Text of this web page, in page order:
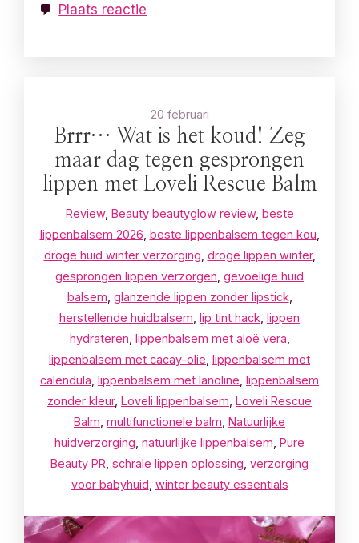
Plaats reactie
20 februari
Brrr… Wat is het koud! Zeg
maar dag tegen gesprongen
lippen met Loveli Rescue Balm
Review, Beauty beautyglow review, beste
lippenbalsem 2026 beste lippenbalsem tegen kou
droge huid winter verzorging droge lippen winter,
gesprongen lippen verzorgen gevoelige huid
balsem glanzende lippen zonder lipstick
herstellende huidbalsem lip tint hack lippen
hydrateren lippenbalsem met aloë vera
lippenbalsem met cacay-olie lippenbalsem met
calendula lippenbalsem met lanoline lippenbalsem
zonder kleur, Loveli lippenbalsem Loveli Rescue
Balm multifunctionele balm Natuurlijke
huidverzorging natuurlijke lippenbalsem Pure
Beauty PR schrale lippen oplossing verzorging
voor babyhuid winter beauty essentials